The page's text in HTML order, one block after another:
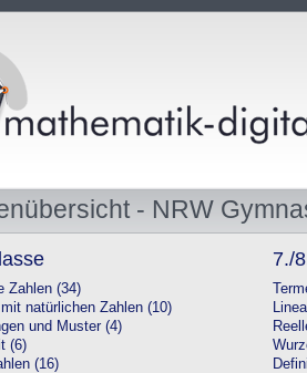
- NRW
Zahlen (34)
natürlichen Zahlen (10)
und Muster (4)
(6)
(16)
7./